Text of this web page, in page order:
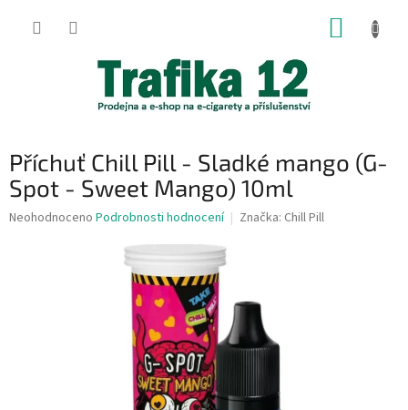
Příchuť Chill Pill - Sladké mango (G-
Spot - Sweet Mango) 10ml
Průměrné
Neohodnoceno Podrobnosti hodnocení Značka: Chill Pill